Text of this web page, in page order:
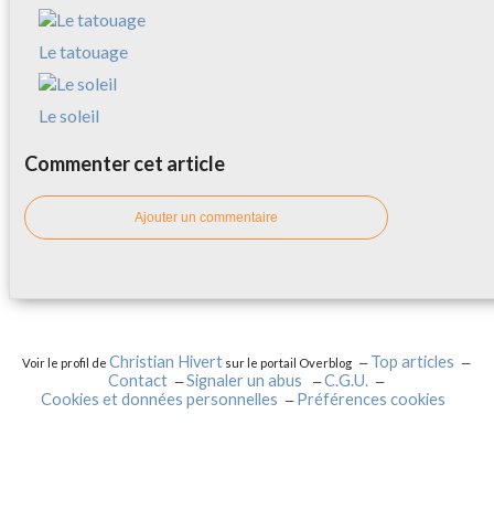
Le tatouage
Le soleil
Commenter cet article
Ajouter un commentaire
Voir le profil deChristian Hivert sur le portail Overblog
Top articles
Contact
Signaler un abus
C.G.U.
Cookies et données personnelles
Préférences cookies